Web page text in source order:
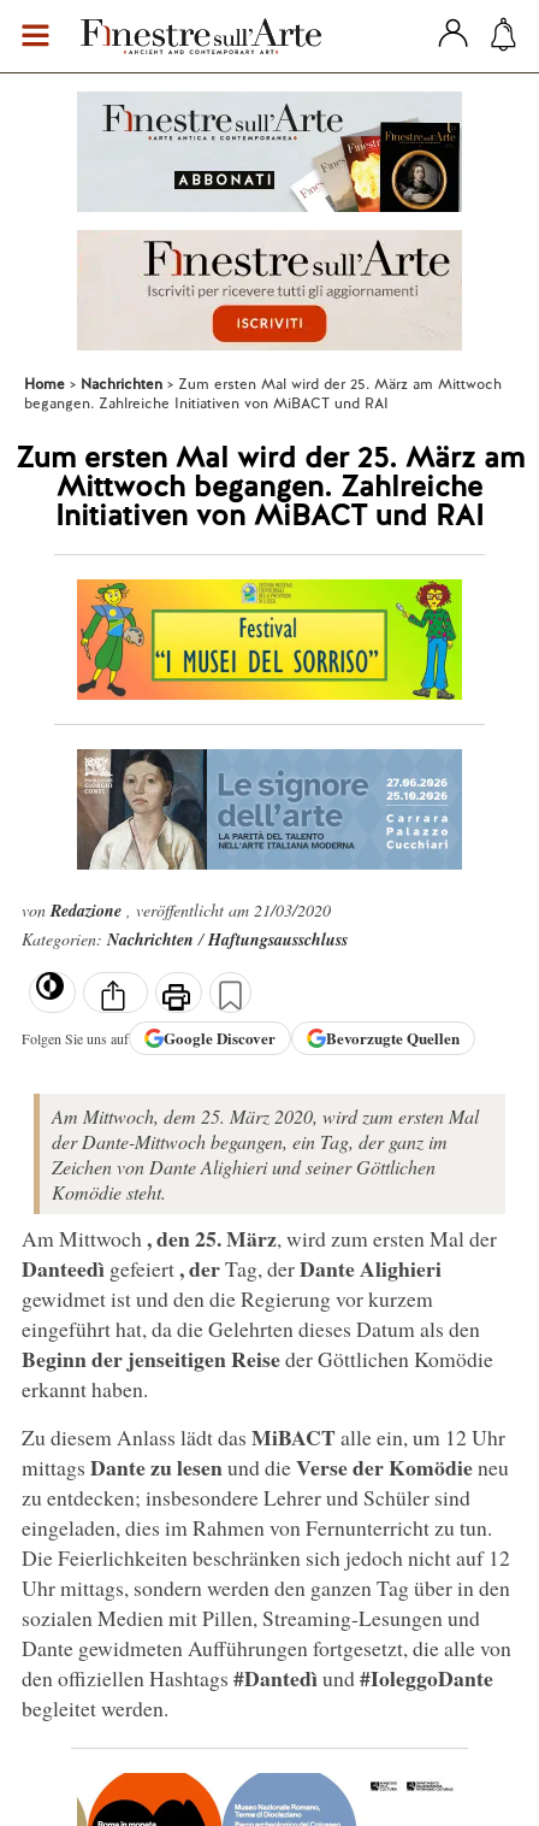
Home Nachrichten
Zum ersten Mal wird der 25. März am Mittwoch
begangen. Zahlreiche Initiativen von MiBACT und RAI
Zum ersten Mal wird der 25. März am
Mittwoch begangen. Zahlreiche
Initiativen von MiBACT und RAI
vonRedazione , veröffentlicht am 21/03/2020
Kategorien:Nachrichten/Haftungsausschluss
Folgen Sie uns auf GoogleDiscover Bevorzugte Quellen
Am Mittwoch, dem 25. März 2020, wird zum ersten Mal
der Dante-Mittwoch begangen, ein Tag, der ganz im
Zeichen von Dante Alighieri und seiner Göttlichen
Komödie steht.
Am Mittwoch , den 25. März, wird zum ersten Mal der
Danteedì gefeiert, derTag, derDante Alighieri
gewidmet ist und den die Regierung vor kurzem
eingeführt hat, da die Gelehrten dieses Datum als den
Beginn der jenseitigen Reiseder Göttlichen Komödie
erkannt haben.
Zu diesem Anlass lädt das MiBACTalle ein, um 12 Uhr
mittags Dante zu lesenund dieVerse der Komödieneu
zu entdecken; insbesondere Lehrer und Schüler sind
eingeladen, dies im Rahmen von Fernunterricht zu tun.
Die Feierlichkeiten beschränken sich jedoch nicht auf 12
Uhr mittags, sondern werden den ganzen Tag über in den
sozialen Medien mit Pillen, Streaming-Lesungen und
Dante gewidmeten Aufführungen fortgesetzt, die alle von
den offiziellen Hashtags #Dantedìund#IoleggoDante
begleitet werden.